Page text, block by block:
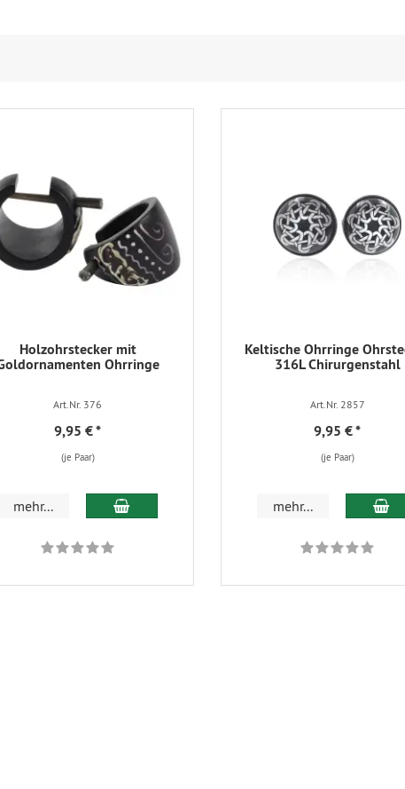
Holzohrstecker mit
Ohrringe
Art.Nr. 376
9,95 €*
(je Paar)
mehr... In den Warenkorb
Keltische Ohrringe
316L Chirurgenstahl
Art.Nr. 2857
9,95 €*
(je Paar)
mehr... In